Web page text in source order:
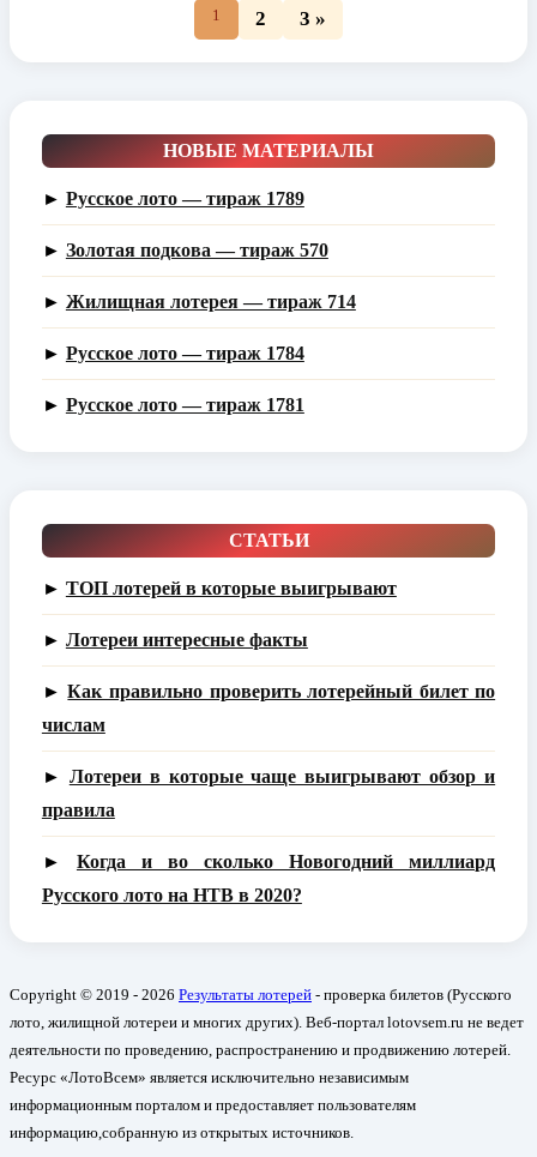
1 2 3 »
НОВЫЕ МАТЕРИАЛЫ
► Русское лото — тираж 1789
► Золотая подкова — тираж 570
► Жилищная лотерея — тираж 714
► Русское лото — тираж 1784
► Русское лото — тираж 1781
СТАТЬИ
► ТОП лотерей в которые выигрывают
► Лотереи интересные факты
►Как правильно проверить лотерейный билет по
числам
► Лотереи в которые чаще выигрывают обзор и
правила
► Когда и во сколько Новогодний миллиард
Русского лото на НТВ в 2020?
Copyright © 2019 - 2026 Результаты лотерей - проверка билетов (Русского
лото, жилищной лотереи и многих других). Веб-портал lotovsem.ru не ведет
деятельности по проведению, распространению и продвижению лотерей.
Ресурс «ЛотоВсем» является исключительно независимым
информационным порталом и предоставляет пользователям
информацию,собранную из открытых источников.